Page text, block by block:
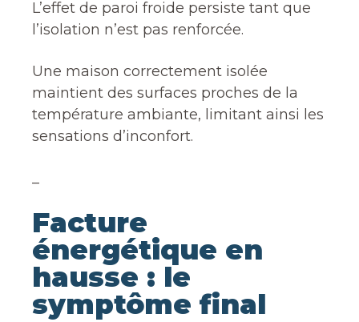
L’effet de paroi froide persiste tant que
l’isolation n’est pas renforcée.
Une maison correctement isolée
maintient des surfaces proches de la
température ambiante, limitant ainsi les
sensations d’inconfort.
Facture
énergétique en
hausse : le
symptôme final